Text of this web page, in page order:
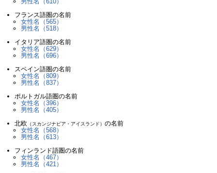
フランス語圏の名前
女性名（565）
男性名（518）
イタリア語圏の名前
女性名（629）
男性名（696）
スペイン語圏の名前
女性名（809）
男性名（837）
ポルトガル語圏の名前
女性名（396）
男性名（405）
北欧 （スカンジナビア・アイスランド） の名前
女性名（568）
男性名（613）
フィンランド語圏の名前
女性名（467）
男性名（421）